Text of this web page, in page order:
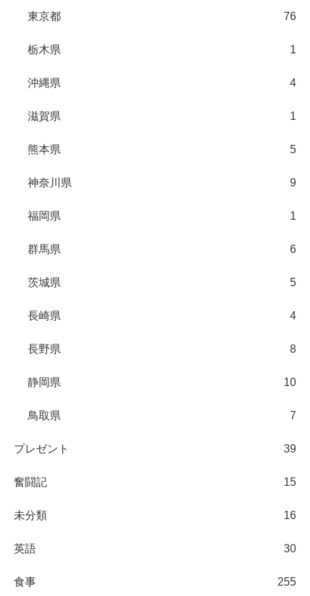
東京都 76
栃木県 1
沖縄県 4
滋賀県 1
熊本県 5
神奈川県 9
福岡県 1
群馬県 6
茨城県 5
長崎県 4
長野県 8
静岡県 10
鳥取県 7
プレゼント 39
奮闘記 15
未分類 16
英語 30
食事 255